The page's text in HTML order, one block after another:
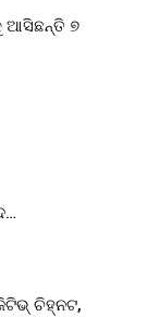
ଆସିଛନ୍ତି ୭
ଚିହ୍ନଟ,